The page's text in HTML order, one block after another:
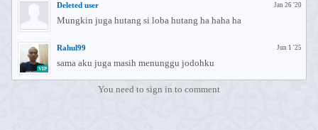
Jan 26 '20
Deleted user
Mungkin juga hutang si loba hutang ha haha ha
VIP
Jun 1 '25
Rahul99
sama aku juga masih menunggu jodohku
You need to sign in to comment